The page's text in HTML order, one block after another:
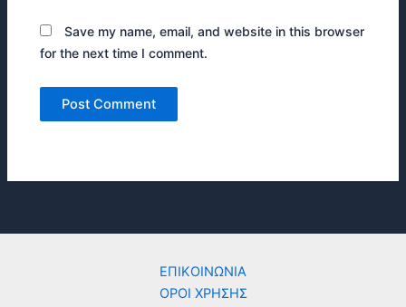
Save my name, email, and website in this browser
for the next time I comment.
ΕΠΙΚΟΙΝΩΝΙΑ
ΟΡΟΙ ΧΡΗΣΗΣ